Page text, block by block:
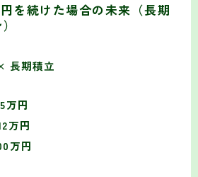
を続けた場合の未来（長期
長期積立
万円
万円
万円